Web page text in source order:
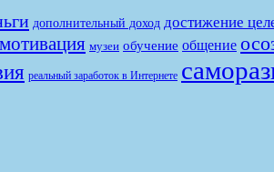
дополнительный доход достижение
мотивация музеи обучение общение
реальный заработок в Интернете